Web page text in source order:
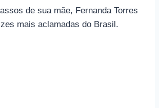
de sua mãe, Fernanda Torres
mais aclamadas do Brasil.